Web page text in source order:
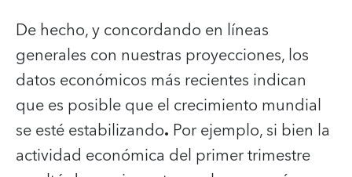
De hecho, y concordando en líneas
generales con nuestras proyecciones, los
datos económicos más recientes indican
que es posible que el crecimiento mundial
se esté estabilizando. Por ejemplo, si bien la
actividad económica del primer trimestre